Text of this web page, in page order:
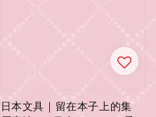
日本文具｜留在本子上的集